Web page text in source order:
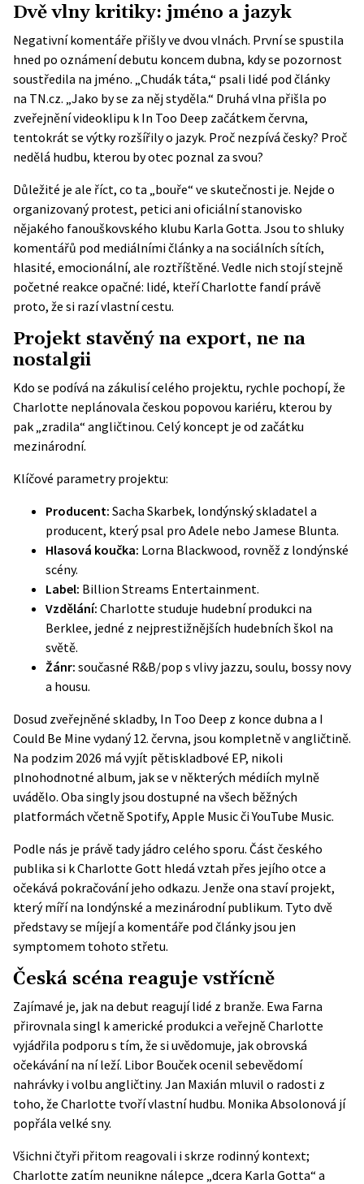
Dvě vlny kritiky: jméno a jazyk
Negativní komentáře přišly ve dvou vlnách. První se spustila
hned po oznámení debutu koncem dubna, kdy se pozornost
soustředila na jméno. „Chudák táta,“ psali lidé pod články
na TN.cz. „Jako by se za něj styděla.“ Druhá vlna přišla po
zveřejnění videoklipu k In Too Deep začátkem června,
tentokrát se výtky rozšířily o jazyk. Proč nezpívá česky? Proč
nedělá hudbu, kterou by otec poznal za svou?
Důležité je ale říct, co ta „bouře“ ve skutečnosti je. Nejde o
organizovaný protest, petici ani oficiální stanovisko
nějakého fanouškovského klubu Karla Gotta. Jsou to shluky
komentářů pod mediálními články a na sociálních sítích,
hlasité, emocionální, ale roztříštěné. Vedle nich stojí stejně
početné reakce opačné: lidé, kteří Charlotte fandí právě
proto, že si razí vlastní cestu.
Projekt stavěný na export, ne na
nostalgii
Kdo se podívá na zákulisí celého projektu, rychle pochopí, že
Charlotte neplánovala českou popovou kariéru, kterou by
pak „zradila“ angličtinou. Celý koncept je od začátku
mezinárodní.
Klíčové parametry projektu:
Producent: Sacha Skarbek, londýnský skladatel a
producent, který psal pro Adele nebo Jamese Blunta.
Hlasová koučka: Lorna Blackwood, rovněž z londýnské
scény.
Label: Billion Streams Entertainment.
Vzdělání: Charlotte studuje hudební produkci na
Berklee, jedné z nejprestižnějších hudebních škol na
světě.
Žánr: současné R&B/pop s vlivy jazzu, soulu, bossy novy
a housu.
Dosud zveřejněné skladby, In Too Deep z konce dubna a I
Could Be Mine vydaný 12. června, jsou kompletně v angličtině.
Na podzim 2026 má vyjít pětiskladbové EP, nikoli
plnohodnotné album, jak se v některých médiích mylně
uvádělo. Oba singly jsou dostupné na všech běžných
platformách včetně Spotify, Apple Music či YouTube Music.
Podle nás je právě tady jádro celého sporu. Část českého
publika si k Charlotte Gott hledá vztah přes jejího otce a
očekává pokračování jeho odkazu. Jenže ona staví projekt,
který míří na londýnské a mezinárodní publikum. Tyto dvě
představy se míjejí a komentáře pod články jsou jen
symptomem tohoto střetu.
Česká scéna reaguje vstřícně
Zajímavé je, jak na debut reagují lidé z branže. Ewa Farna
přirovnala singl k americké produkci a veřejně Charlotte
vyjádřila podporu s tím, že si uvědomuje, jak obrovská
očekávání na ní leží. Libor Bouček ocenil sebevědomí
nahrávky i volbu angličtiny. Jan Maxián mluvil o radosti z
toho, že Charlotte tvoří vlastní hudbu. Monika Absolonová jí
popřála velké sny.
Všichni čtyři přitom reagovali i skrze rodinný kontext;
Charlotte zatím neunikne nálepce „dcera Karla Gotta“ a